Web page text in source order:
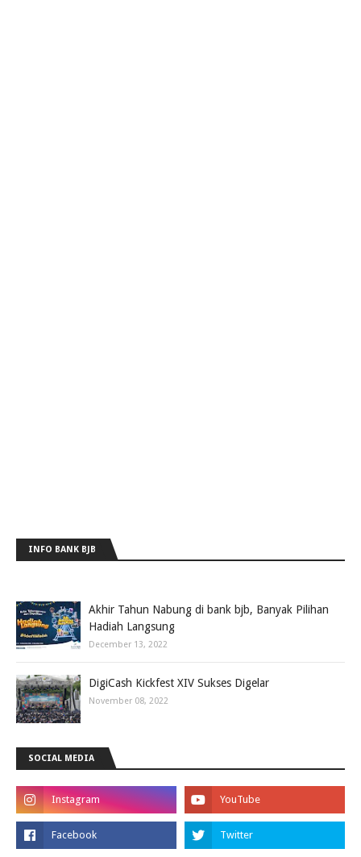
INFO BANK BJB
Akhir Tahun Nabung di bank bjb, Banyak Pilihan
Hadiah Langsung
December 13, 2022
DigiCash Kickfest XIV Sukses Digelar
November 08, 2022
SOCIAL MEDIA